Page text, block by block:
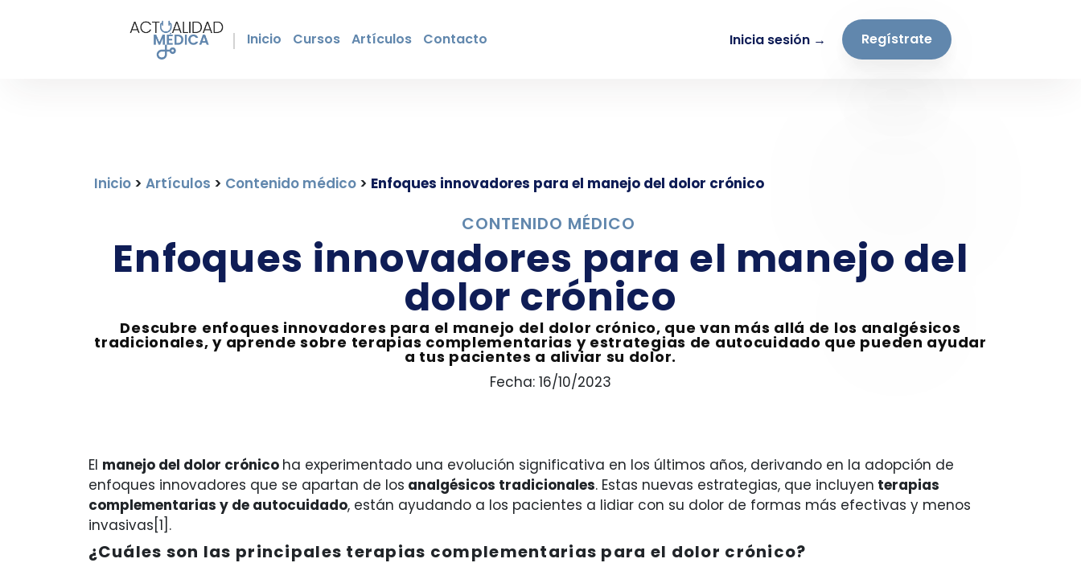
Inicio Cursos Artículos Contacto Inicia sesión → Regístrate
Inicio > Artículos > Contenido médico > Enfoques innovadores para el manejo del dolor crónico
CONTENIDO MÉDICO
Enfoques innovadores para el manejo del
dolor crónico
Descubre enfoques innovadores para el manejo del dolor crónico, que van más allá de los analgésicos
tradicionales, y aprende sobre terapias complementarias y estrategias de autocuidado que pueden ayudar
a tus pacientes a aliviar su dolor.
Fecha: 16/10/2023
El manejo del dolor crónico ha experimentado una evolución significativa en los últimos años, derivando en la adopción de
enfoques innovadores que se apartan de los analgésicos tradicionales. Estas nuevas estrategias, que incluyen terapias
complementarias y de autocuidado, están ayudando a los pacientes a lidiar con su dolor de formas más efectivas y menos
invasivas[1].
¿Cuáles son las principales terapias complementarias para el dolor crónico?